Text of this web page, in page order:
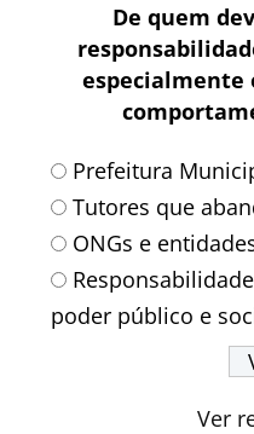
De quem
especialmente
Prefeitura
Tutores que
ONGs e
poder público e
Ver